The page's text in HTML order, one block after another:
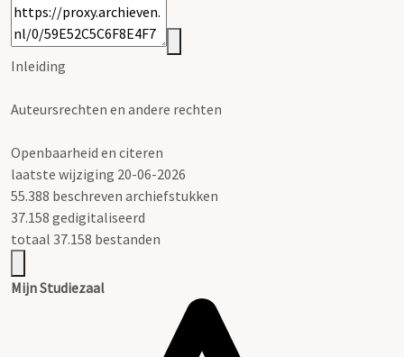
Inleiding
Auteursrechten en andere rechten
Openbaarheid en citeren
laatste wijziging 20-06-2026
55.388 beschreven archiefstukken
37.158 gedigitaliseerd
totaal 37.158 bestanden
Mijn Studiezaal